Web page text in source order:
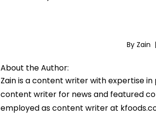
By Zain |
About the Author:
Zain is a content writer with expertise
content writer for news and featured
employed as content writer at